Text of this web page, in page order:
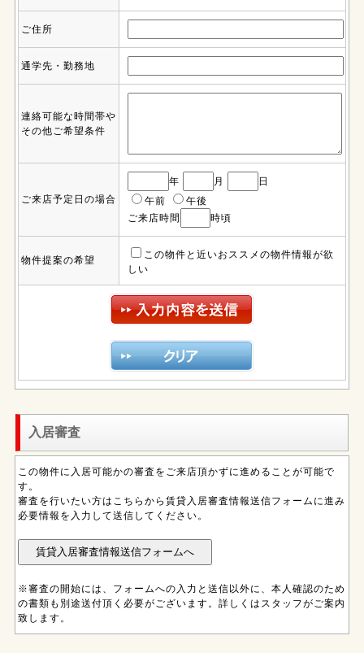
ご住所
通学先・勤務地
連絡可能な時間帯や
その他ご希望条件
ご来店予定日の場合
年 月
日
午前
午後
ご来店時間
時頃
物件提案の希望
この物件と近いおススメの物件情報が欲
しい
入居審査
この物件に入居可能かの審査をご来店頂かずに進めることが可能で
す。
審査を行いたい方はこちらから賃貸入居審査情報送信フォームに進み
必要情報を入力して送信してください。
※審査の開始には、フォームへの入力と送信以外に、本人確認のため
の書類も別途送付頂く必要がございます。詳しくはスタッフがご案内
致します。